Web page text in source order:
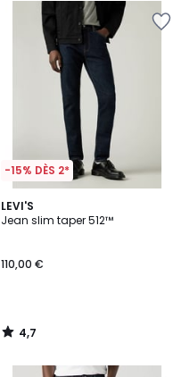
-15% DÈS 2*
LEVI'S
Jean slim taper 512™
110,00 €
4,7
/ 5
4,7
/